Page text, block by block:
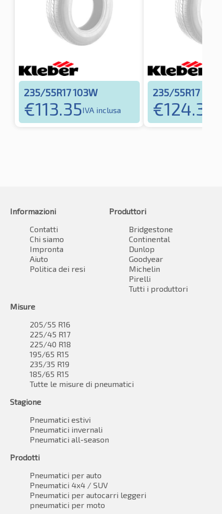
235/55R17 103W
€113.35IVA inclusa
235/55R17 99V
€124.35
Informazioni
Contatti
Chi siamo
Impronta
Aiuto
Politica dei resi
Produttori
Bridgestone
Continental
Dunlop
Goodyear
Michelin
Pirelli
Tutti i produttori
Misure
205/55 R16
225/45 R17
225/40 R18
195/65 R15
235/35 R19
185/65 R15
Tutte le misure di pneumatici
Stagione
Pneumatici estivi
Pneumatici invernali
Pneumatici all-season
Prodotti
Pneumatici per auto
Pneumatici 4x4 / SUV
Pneumatici per autocarri leggeri
pneumatici per moto